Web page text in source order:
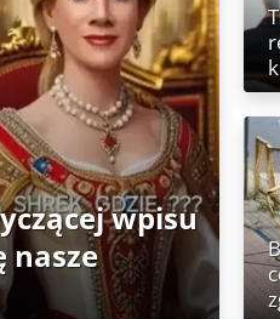
wpisu
nasze